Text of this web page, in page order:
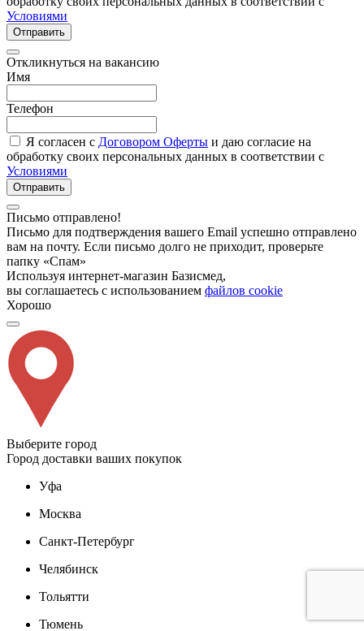
Условиями
Отправить
Откликнуться на вакансию
Имя
Телефон
Я согласен с Договором Оферты и даю согласие на
обработку своих персональных данных в соответствии с
Условиями
Отправить
Письмо отправлено!
Письмо для подтверждения вашего Email успешно отправлено
вам на почту. Если письмо долго не приходит, проверьте
папку «Спам»
Используя интернет-магазин Базисмед,
вы соглашаетесь с использованием файлов cookie
Хорошо
Выберите город
Город доставки ваших покупок
Уфа
Москва
Санкт-Петербург
Челябинск
Тольятти
Тюмень